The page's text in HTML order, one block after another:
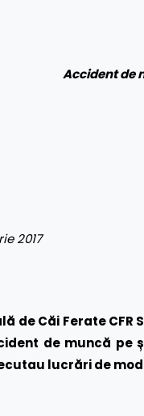
Accident de
2017
de Căi Ferate CFR
de muncă pe
lucrări de